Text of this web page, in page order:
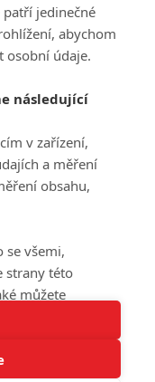
PŘIHLÁSIT
REGISTROVAT
serialy@fandimefilmu.cz
nám na e-mail
cookies |Pravidla webu
All rights reserved /
jedinečné
abychom
osobní údaje.
následující
v zařízení,
a měření
obsahu,
se všemi,
strany této
můžete
na stránce
funkce.
pouze na